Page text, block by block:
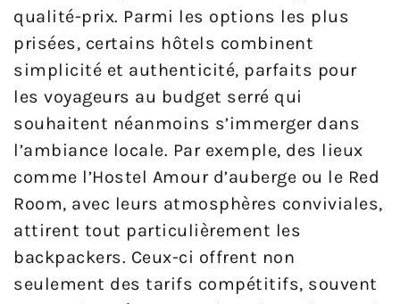
qualité-prix. Parmi les options les plus
prisées, certains hôtels combinent
simplicité et authenticité, parfaits pour
les voyageurs au budget serré qui
souhaitent néanmoins s’immerger dans
l’ambiance locale. Par exemple, des lieux
comme l’Hostel Amour d’auberge ou le Red
Room, avec leurs atmosphères conviviales,
attirent tout particulièrement les
backpackers. Ceux-ci offrent non
seulement des tarifs compétitifs, souvent